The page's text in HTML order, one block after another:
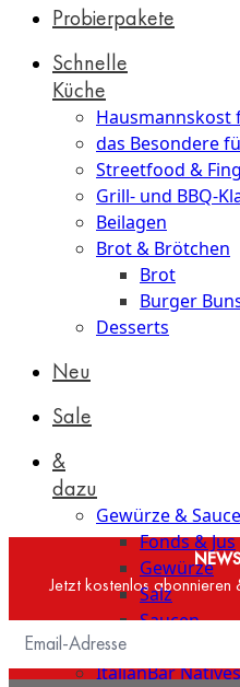
Probierpakete
Schnelle
Küche
Hausmannskost
das Besondere
Streetfood &
Grill- und BBQ-
Beilagen
Brot & Brötchen
Brot
Burger
Desserts
Neu
Sale
&
dazu
Gewürze &
Fonds & Jus
Gewürze
Salz
Saucen
Butter, Fett &
ItalianBar
Jetzt kostenlos abonnieren